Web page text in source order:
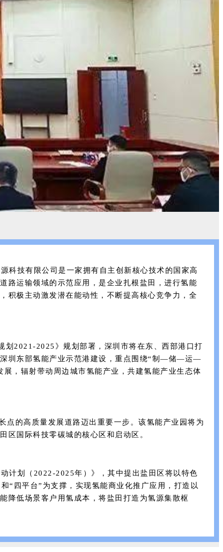
科技有限公司 是一家拥有自主创新核心技术的国家高
路运输领域的示范应用，是企业扎根盐田，进行氢能
积极主动激发潜在能动性，不断提高核心竞争力，全
划2021-2025》规划部署，深圳市将在东、西部港口打
深圳东部氢能产业示范港建设，重点围绕“制—储—运—
，辐射带动周边城市氢能产业，共建氢能产业生态体
点的高质量发展道路迈出重要一步。该氢能产业园将为
区国际科技零碳城的核心区和启动区。
计划（2022-2025年）》，其中提出盐田区将以特色
“四平台”为支撑，实现氢能商业化推广应用，打造以
降低场景客户用氢成本，将盐田打造为氢源集散枢